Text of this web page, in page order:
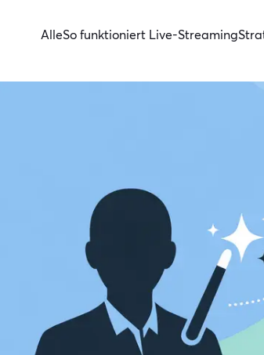
AlleSo funktioniert Live-Streaming